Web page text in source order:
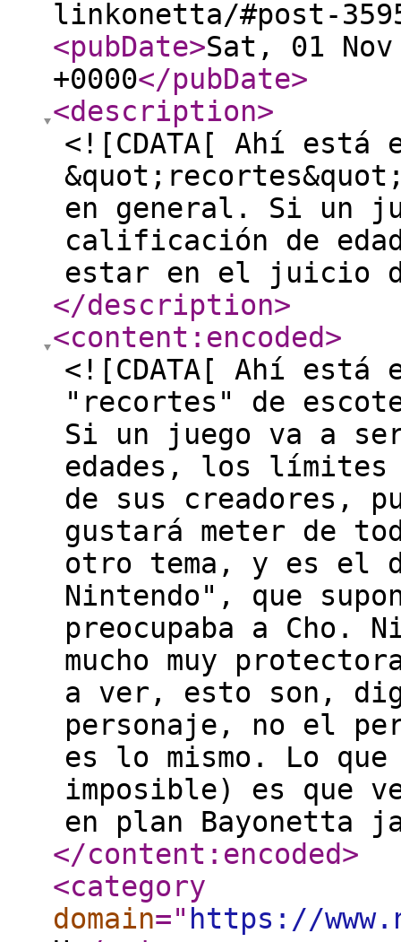
linkonetta/#post-
<pubDate>Sat, 01
+0000</pubDate>
<description>
<![CDATA[ Ahí
en general. Si un
calificación de
estar en el juicio
</description>
<content:encoded>
<![CDATA[ Ahí
"recortes" de
Si un juego va a
edades, los
de sus creadores,
gustará meter de
otro tema, y es el
Nintendo", que
preocupaba a Cho.
mucho muy
a ver, esto son,
personaje, no el
es lo mismo. Lo
imposible) es que
en plan Bayonetta
</content:encoded>
<category
domain=" https://